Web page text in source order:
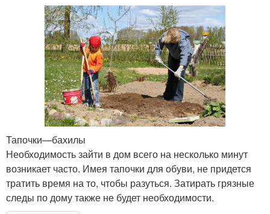
Тапочки—бахилы
Необходимость зайти в дом всего на несколько минут
возникает часто. Имея тапочки для обуви, не придется
тратить время на то, чтобы разуться. Затирать грязные
следы по дому также не будет необходимости.